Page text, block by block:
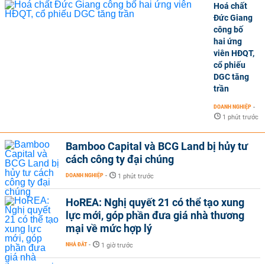
Hoá chất
Đức Giang
công bố
hai ứng
viên HĐQT,
cổ phiếu
DGC tăng
trần
DOANH NGHIỆP -
1 phút trước
Bamboo Capital và BCG Land bị hủy tư
cách công ty đại chúng
DOANH NGHIỆP - 1 phút trước
HoREA: Nghị quyết 21 có thể tạo xung
lực mới, góp phần đưa giá nhà thương
mại về mức hợp lý
NHÀ ĐẤT - 1 giờ trước